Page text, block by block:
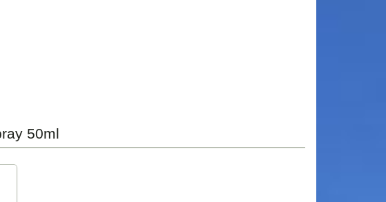
50ml